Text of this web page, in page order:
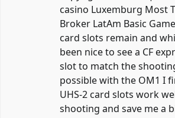
casino Luxemburg Most
Broker LatAm Basic
card slots remain and
been nice to see a CF
slot to match the
possible with the OM1 I
UHS-2 card slots work
shooting and save me a